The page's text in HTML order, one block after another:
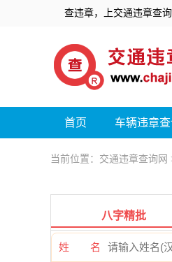
查违章，上交通违章查询
首页 车辆违章
当前位置： 交通违章查询网
八字精批
姓 名